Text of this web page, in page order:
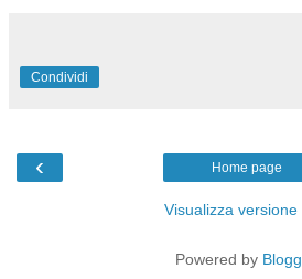
Condividi
‹ Home page
Visualizza versione
Powered by